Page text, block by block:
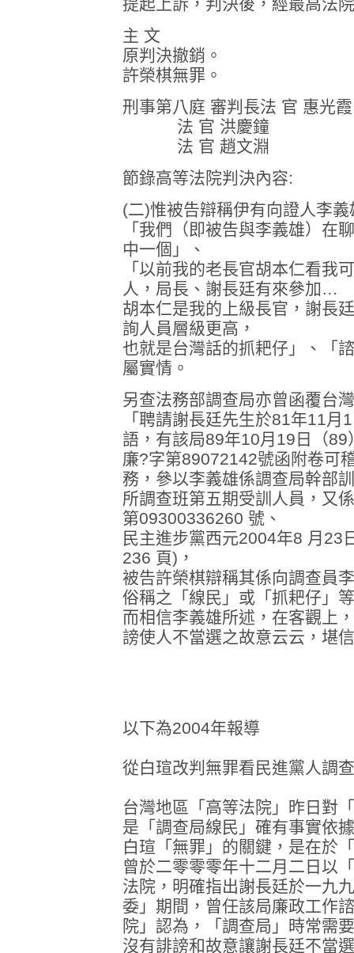
主 文
原判決撤銷。
許榮棋無罪。
刑事第八庭 審判長法 官 惠光霞
法 官 洪慶鐘
法 官 趙文淵
節錄高等法院判決內容:
(二)惟被告辯稱伊有向證人李
「我們（即被告與李義雄）
中一個」、
「以前我的老長官胡本仁看我
人，局長、謝長廷有來參加…
胡本仁是我的上級長官，謝長
詢人員層級更高，
也就是台灣話的抓耙仔」、「
屬實情。
另查法務部調查局亦曾函覆台
「聘請謝長廷先生於81年11
語，有該局89年10月19日（89
廉?字第89072142號函附卷可
務，參以李義雄係調查局幹部
所調查班第五期受訓人員，又
第09300336260 號、
民主進步黨西元2004年8 月23
236 頁)，
被告許榮棋辯稱其係向調查員
俗稱之「線民」或「抓耙仔」
而相信李義雄所述，在客觀上
謗使人不當選之故意云云，堪
以下為2004年報導
從白瑄改判無罪看民進黨人調
台灣地區「高等法院」昨日對
是「調查局線民」確有事實依
白瑄「無罪」的關鍵，是在於
曾於二零零零年十二月二日以
法院，明確指出謝長廷於一九
委」期間，曾任該局廉政工作
院」認為，「調查局」時常需
沒有誹謗和故意讓謝長廷不當